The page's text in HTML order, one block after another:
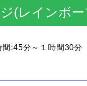
(レインボ
:45分～１時間30分